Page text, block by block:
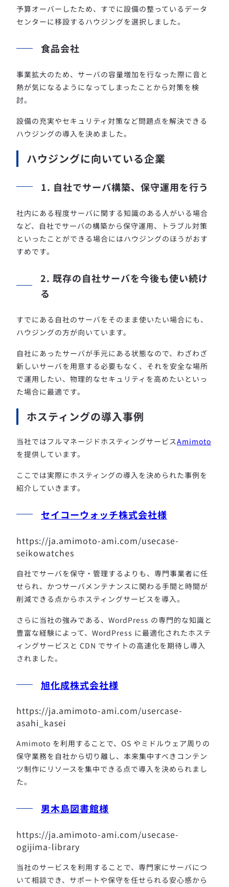
予算オーバーしたため、すでに設備の整っているデータ
センターに移設するハウジングを選択しました。
食品会社
事業拡大のため、サーバの容量増加を行なった際に音と
熱が気になるようになってしまったことから対策を検
討。
設備の充実やセキュリティ対策など問題点を解決できる
ハウジングの導入を決めました。
ハウジングに向いている企業
1. 自社でサーバ構築、保守運用を行う
社内にある程度サーバに関する知識のある人がいる場合
など、自社でサーバの構築から保守運用、トラブル対策
といったことができる場合にはハウジングのほうがおす
すめです。
2. 既存の自社サーバを今後も使い続け
る
すでにある自社のサーバをそのまま使いたい場合にも、
ハウジングの方が向いています。
自社にあったサーバが手元にある状態なので、わざわざ
新しいサーバを用意する必要もなく、それを安全な場所
で運用したい、物理的なセキュリティを高めたいといっ
た場合に最適です。
ホスティングの導入事例
当社ではフルマネージドホスティングサービスAmimoto
を提供しています。
ここでは実際にホスティングの導入を決められた事例を
紹介していきます。
セイコーウォッチ株式会社様
https://ja.amimoto-ami.com/usecase-
seikowatches
自社でサーバを保守・管理するよりも、専門事業者に任
せられ、かつサーバメンテナンスに関わる手間と時間が
削減できる点からホスティングサービスを導入。
さらに当社の強みである、WordPress の専門的な知識と
豊富な経験によって、WordPress に最適化されたホステ
ィングサービスと CDN でサイトの高速化を期待し導入
されました。
旭化成株式会社様
https://ja.amimoto-ami.com/usercase-
asahi_kasei
Amimoto を利用することで、OS やミドルウェア周りの
保守業務を自社から切り離し、本来集中すべきコンテン
ツ制作にリソースを集中できる点で導入を決められまし
た。
男木島図書館様
https://ja.amimoto-ami.com/usecase-
ogijima-library
当社のサービスを利用することで、専門家にサーバにつ
いて相談でき、サポートや保守を任せられる安心感から